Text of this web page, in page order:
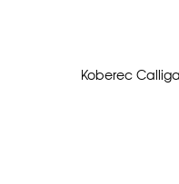
Koberec